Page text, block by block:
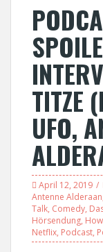
TITZE
UFO,
April 12, 2019
Antenne Alderaan
Talk, Comedy,
Hörsendung,
Netflix, Podcast,